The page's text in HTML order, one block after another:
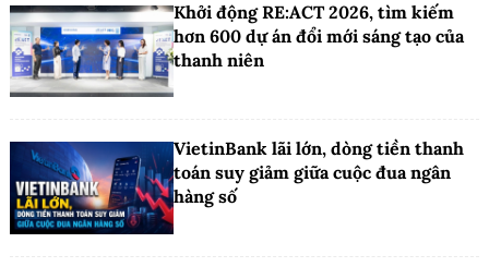
Khởi động RE:ACT 2026, tìm kiếm
hơn 600 dự án đổi mới sáng tạo của
thanh niên
VietinBank lãi lớn, dòng tiền thanh
toán suy giảm giữa cuộc đua ngân
hàng số